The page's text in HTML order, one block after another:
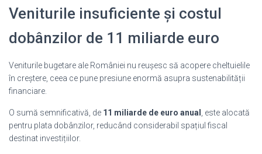
Veniturile insuficiente și costul
dobânzilor de 11 miliarde euro
Veniturile bugetare ale României nu reușesc să acopere cheltuielile
în creștere, ceea ce pune presiune enormă asupra sustenabilității
financiare.
O sumă semnificativă, de 11 miliarde de euro anual
, este alocată
pentru plata dobânzilor, reducând considerabil spațiul fiscal
destinat investițiilor.